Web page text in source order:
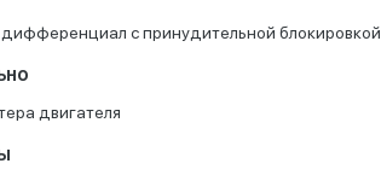
с принудительной блокировкой
двигателя